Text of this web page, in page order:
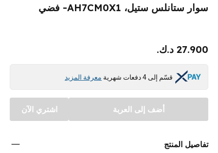
سوار ستانلس ستيل، AH7CM0X1- فضي
27.900 د.ك.
قسّم إلى 4 دفعات شهرية معرفة المزيد
أضف إلى العربة اشتري الآن
تفاصيل المنتج